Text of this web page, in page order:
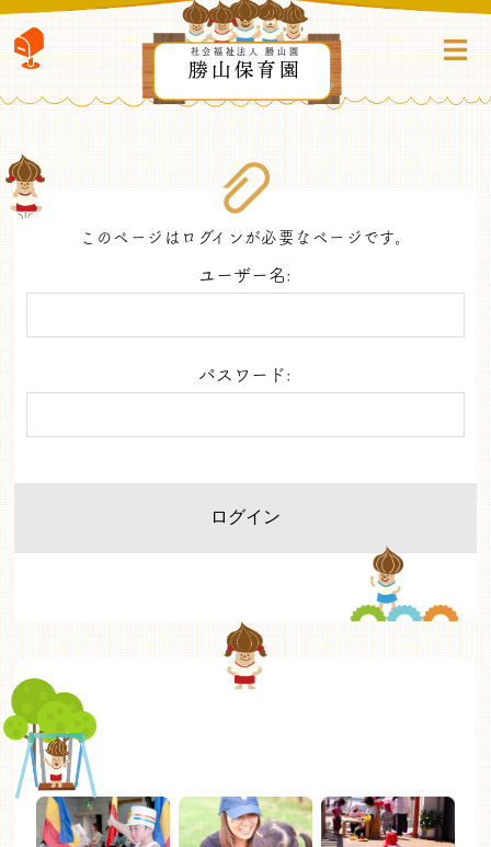
社会福祉法人 勝山園
勝山保育園
このページはログインが必要なページです。
ユーザー名:
パスワード: